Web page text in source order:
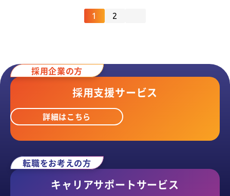
1 2
採用企業の方
採用支援サービス
詳細はこちら
転職をお考えの方
キャリアサポートサービス